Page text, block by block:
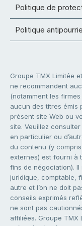
Politique de
Politique
Groupe TMX Limitée
ne recommandent
(notamment les
aucun des titres émis
présent site Web ou
site. Veuillez
en particulier ou
du contenu (y
externes) est fourni à
fins de négociation).
juridique, comptable,
autre et l’on ne doit
conseils exprimés
ne sont pas
affiliées. Groupe TMX